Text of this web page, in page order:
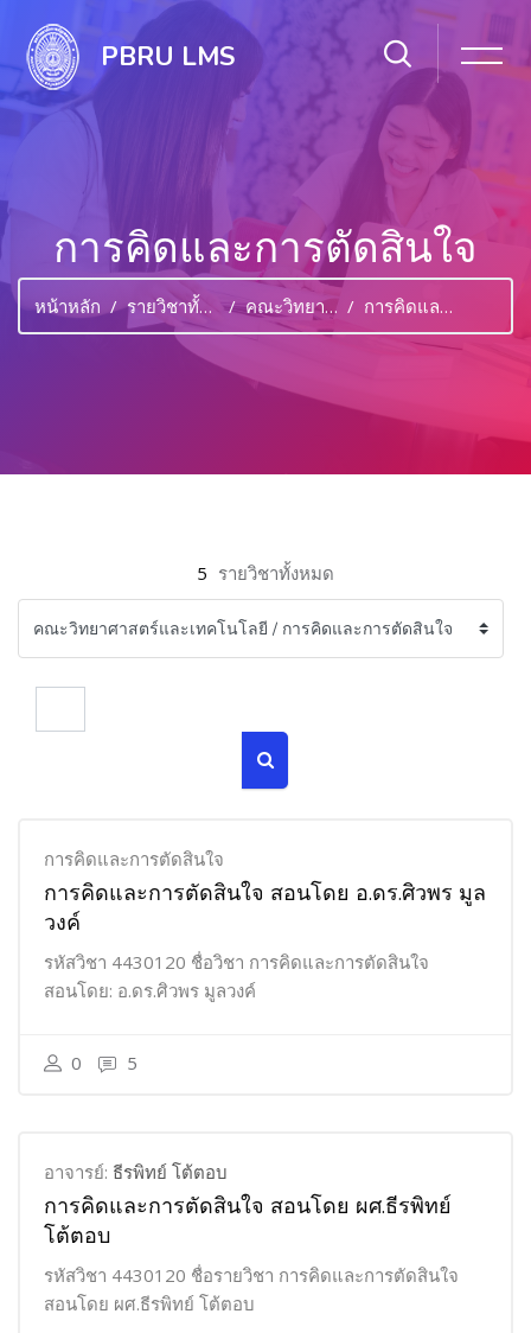
PBRU LMS
การคิดและการตัดสินใจ
หน้าหลัก รายวิชาทั้งหมด คณะวิทยาศาสตร์และเทคโนโลยี การคิดและการตัดสินใจ
5 รายวิชาทั้งหมด
การคิดและการตัดสินใจ
การคิดและการตัดสินใจ สอนโดย อ.ดร.ศิวพร มูล
วงค์
รหัสวิชา 4430120 ชื่อวิชา การคิดและการตัดสินใจ
สอนโดย: อ.ดร.ศิวพร มูลวงค์
0 5
อาจารย์: ธีรพิทย์ โต้ตอบ
การคิดและการตัดสินใจ สอนโดย ผศ.ธีรพิทย์
โต้ตอบ
รหัสวิชา 4430120 ชื่อรายวิชา การคิดและการตัดสินใจ
สอนโดย ผศ.ธีรพิทย์ โต้ตอบ